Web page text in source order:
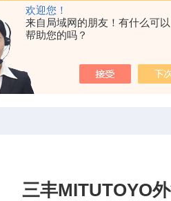
欢迎您！
来自局域网的朋友！有什么可以
帮助您的吗？
当前位置： 产品中心 三
三丰MITUTOYO